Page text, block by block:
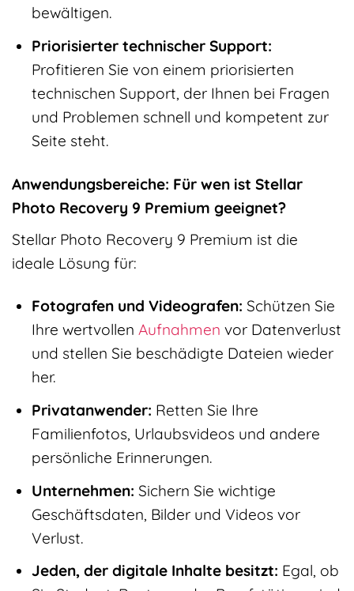
bewältigen.
Priorisierter technischer Support:
Profitieren Sie von einem priorisierten
technischen Support, der Ihnen bei Fragen
und Problemen schnell und kompetent zur
Seite steht.
Anwendungsbereiche: Für wen ist Stellar
Photo Recovery 9 Premium geeignet?
Stellar Photo Recovery 9 Premium ist die
ideale Lösung für:
Fotografen und Videografen: Schützen Sie
Ihre wertvollen Aufnahmen vor Datenverlust
und stellen Sie beschädigte Dateien wieder
her.
Privatanwender: Retten Sie Ihre
Familienfotos, Urlaubsvideos und andere
persönliche Erinnerungen.
Unternehmen: Sichern Sie wichtige
Geschäftsdaten, Bilder und Videos vor
Verlust.
Jeden, der digitale Inhalte besitzt: Egal, ob